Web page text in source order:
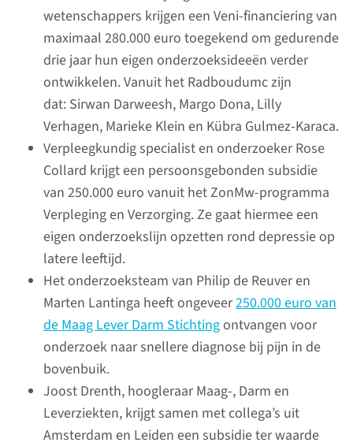
wetenschappers krijgen een Veni-financiering van
maximaal 280.000 euro toegekend om gedurende
drie jaar hun eigen onderzoeksideeën verder
ontwikkelen. Vanuit het Radboudumc zijn
dat: Sirwan Darweesh, Margo Dona, Lilly
Verhagen, Marieke Klein en Kübra Gulmez-Karaca.
Verpleegkundig specialist en onderzoeker Rose
Collard krijgt een persoonsgebonden subsidie
van 250.000 euro vanuit het ZonMw-programma
Verpleging en Verzorging. Ze gaat hiermee een
eigen onderzoekslijn opzetten rond depressie op
latere leeftijd.
Het onderzoeksteam van Philip de Reuver en
Marten Lantinga heeft ongeveer250.000 euro van
de Maag Lever Darm Stichtingontvangen voor
onderzoek naar snellere diagnose bij pijn in de
bovenbuik.
Joost Drenth, hoogleraar Maag-, Darm en
Leverziekten, krijgt samen met collega’s uit
Amsterdam en Leiden een subsidie ter waarde
lees meer
Cijfers en resultaten
Kerncijfers
onderzoek
lees meer